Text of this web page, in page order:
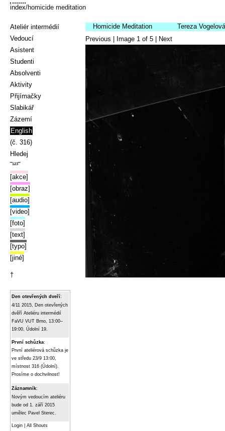
index/homicide meditation
Ateliér intermédií
Vedoucí
Asistent
Studenti
Absolventi
Aktivity
Přijímačky
Slabikář
Zázemí
English
(č. 316)
Hledej
‾¹²³‾
[akce]
[obraz]
[audio]
[video]
[foto]
[text]
[typo]
[jiné]
†
Den otevřených dveří:
4/11 2015, Den otevřených
dvěří Ateliéru intermédií
FaVU VUT Brno, 13:00–
19:00, Údolní 19.
První schůzka:
První ateliérová schůzka je
ve středu 23/9 13:00,
místnost 316 (Údolní).
Prosíme o dochvilnost!
Záznamník:
Novým vedoucím ateliéru
bude od 1. září 2015
umělec Pavel Sterec.
Login All Shouts
Homicide Meditation
Tereza Vogelová
Previous | Image 1 of 5 Next